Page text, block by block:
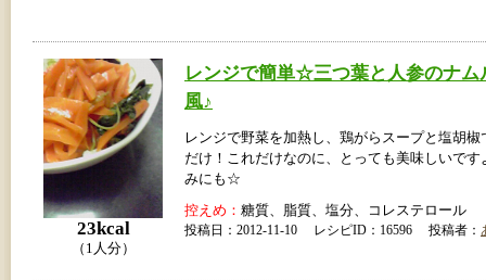
23kcal
（1人分）
レンジで簡単☆三つ葉と人参のナム
風♪
レンジで野菜を加熱し、鶏がらスープと塩胡椒
だけ！これだけなのに、とっても美味しいで
みにも☆
控えめ： 糖質、脂質、塩分、コレステロール
投稿日：2012-11-10 レシピID：16596 投稿者：